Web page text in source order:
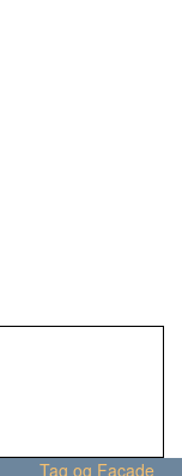
Tag og Facade